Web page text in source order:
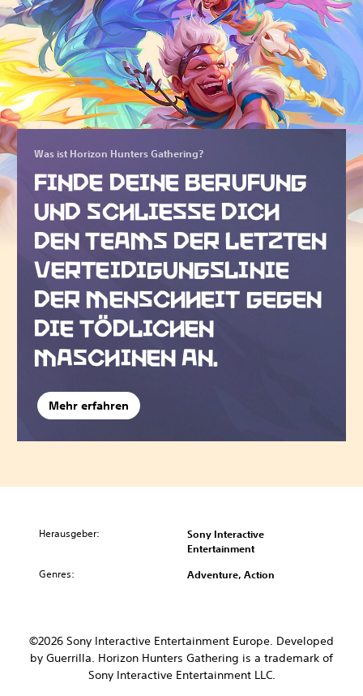
Was ist Horizon Hunters Gathering?
FINDE DEINE BERUFUNG
UND SCHLIESSE DICH D
EN TEAMS DER LETZTEN V
ERTEIDIGUNGSLINIE D
ER MENSCHHEIT GEGEN D
IE TÖDLICHEN M
ASCHINEN AN.
Mehr erfahren
Herausgeber:
Sony Interactive
Entertainment
Genres: Adventure, Action
©2026 Sony Interactive Entertainment Europe. Developed
by Guerrilla. Horizon Hunters Gathering is a trademark of
Sony Interactive Entertainment LLC.